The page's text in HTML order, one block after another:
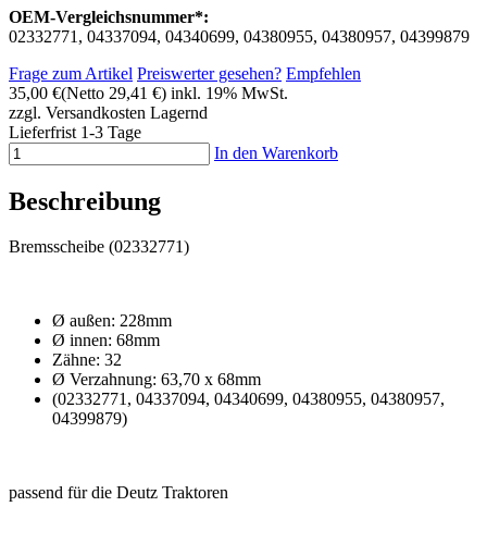
OEM-Vergleichsnummer*:
02332771, 04337094, 04340699, 04380955, 04380957, 04399879
Frage zum Artikel Preiswerter gesehen? Empfehlen
35,00 €(Netto 29,41 €) inkl. 19% MwSt.
zzgl. Versandkosten Lagernd
Lieferfrist 1-3 Tage
In den Warenkorb
Beschreibung
Bremsscheibe (02332771)
Ø außen: 228mm
Ø innen: 68mm
Zähne: 32
Ø Verzahnung: 63,70 x 68mm
(02332771, 04337094, 04340699, 04380955, 04380957,
04399879)
passend für die Deutz Traktoren